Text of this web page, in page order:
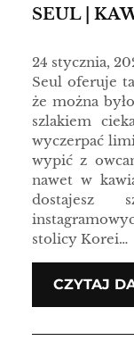
SEUL |
24 stycznia,
Seul oferuje
że można
szlakiem
wyczerpać
wypić z
nawet w
dostajesz
stolicy Korei…
CZYTAJ